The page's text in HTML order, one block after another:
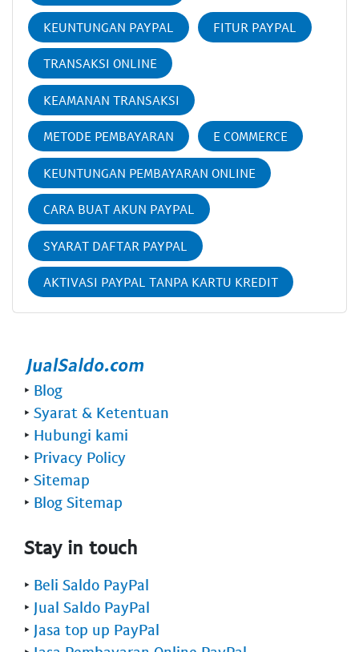
KEUNTUNGAN PAYPAL FITUR PAYPAL
TRANSAKSI ONLINE
KEAMANAN TRANSAKSI
METODE PEMBAYARAN E COMMERCE
KEUNTUNGAN PEMBAYARAN ONLINE
CARA BUAT AKUN PAYPAL
SYARAT DAFTAR PAYPAL
AKTIVASI PAYPAL TANPA KARTU KREDIT
‣ Blog
‣ Syarat & Ketentuan
‣ Hubungi kami
‣ Privacy Policy
‣ Sitemap
‣ Blog Sitemap
Stay in touch
‣ Beli Saldo PayPal
‣ Jual Saldo PayPal
‣ Jasa top up PayPal